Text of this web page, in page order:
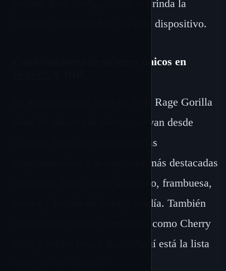
pedido. Esta configuración le brinda la
máxima flexibilidad en un solo dispositivo.
Combinaciones de sabores únicos en
La impresionante línea de JNR Rage Gorilla
tiene 20 sabores distintos que van desde
clásicos hasta atrevidas mezclas
experimentales. Las opciones más destacadas
combinan frutas como arándano, frambuesa,
cereza y helado de fresa y sandía. También
encontrarás perfiles complejos como Cherry
Cola y White Peach Razz. Aquí está la lista